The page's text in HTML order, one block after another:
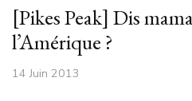
[Pikes Peak] Dis
l’Amérique ?
14 Juin 2013